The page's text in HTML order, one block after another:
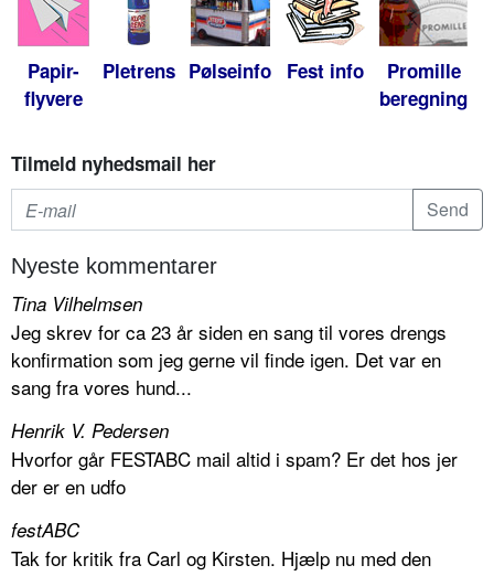
Papir-
flyvere
Pletrens Pølseinfo Fest info
Promille
beregning
Tilmeld nyhedsmail her
Nyeste kommentarer
Tina Vilhelmsen
Jeg skrev for ca 23 år siden en sang til vores drengs
konfirmation som jeg gerne vil finde igen. Det var en
sang fra vores hund...
Henrik V. Pedersen
Hvorfor går FESTABC mail altid i spam? Er det hos jer
der er en udfo
festABC
Tak for kritik fra Carl og Kirsten. Hjælp nu med den